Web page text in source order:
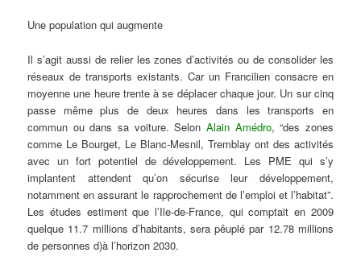
Une population qui augmente
Il s’agit aussi de relier les zones d’activités ou de consolider les
réseaux de transports existants. Car un Francilien consacre en
moyenne une heure trente à se déplacer chaque jour. Un sur cinq
passe même plus de deux heures dans les transports en
commun ou dans sa voiture. Selon Alain Amédro, “des zones
comme Le Bourget, Le Blanc-Mesnil, Tremblay ont des activités
avec un fort potentiel de développement. Les PME qui s’y
implantent attendent qu’on sécurise leur développement,
notamment en assurant le rapprochement de l’emploi et l’habitat”.
Les études estiment que l’Ile-de-France, qui comptait en 2009
quelque 11.7 millions d’habitants, sera pêuplé par 12.78 millions
de personnes d)à l’horizon 2030.